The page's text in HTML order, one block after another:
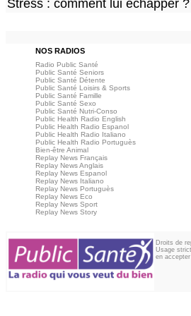
Stress : comment lui échapper ?
NOS RADIOS
Radio Public Santé
Public Santé Seniors
Public Santé Détente
Public Santé Loisirs & Sports
Public Santé Famille
Public Santé Sexo
Public Santé Nutri-Conso
Public Health Radio English
Public Health Radio Espanol
Public Health Radio Italiano
Public Health Radio Portuguès
Bien-être Animal
Replay News Français
Replay News Anglais
Replay News Espanol
Replay News Italiano
Replay News Portuguès
Replay News Eco
Replay News Sport
Replay News Story
Droits de
Usage
en